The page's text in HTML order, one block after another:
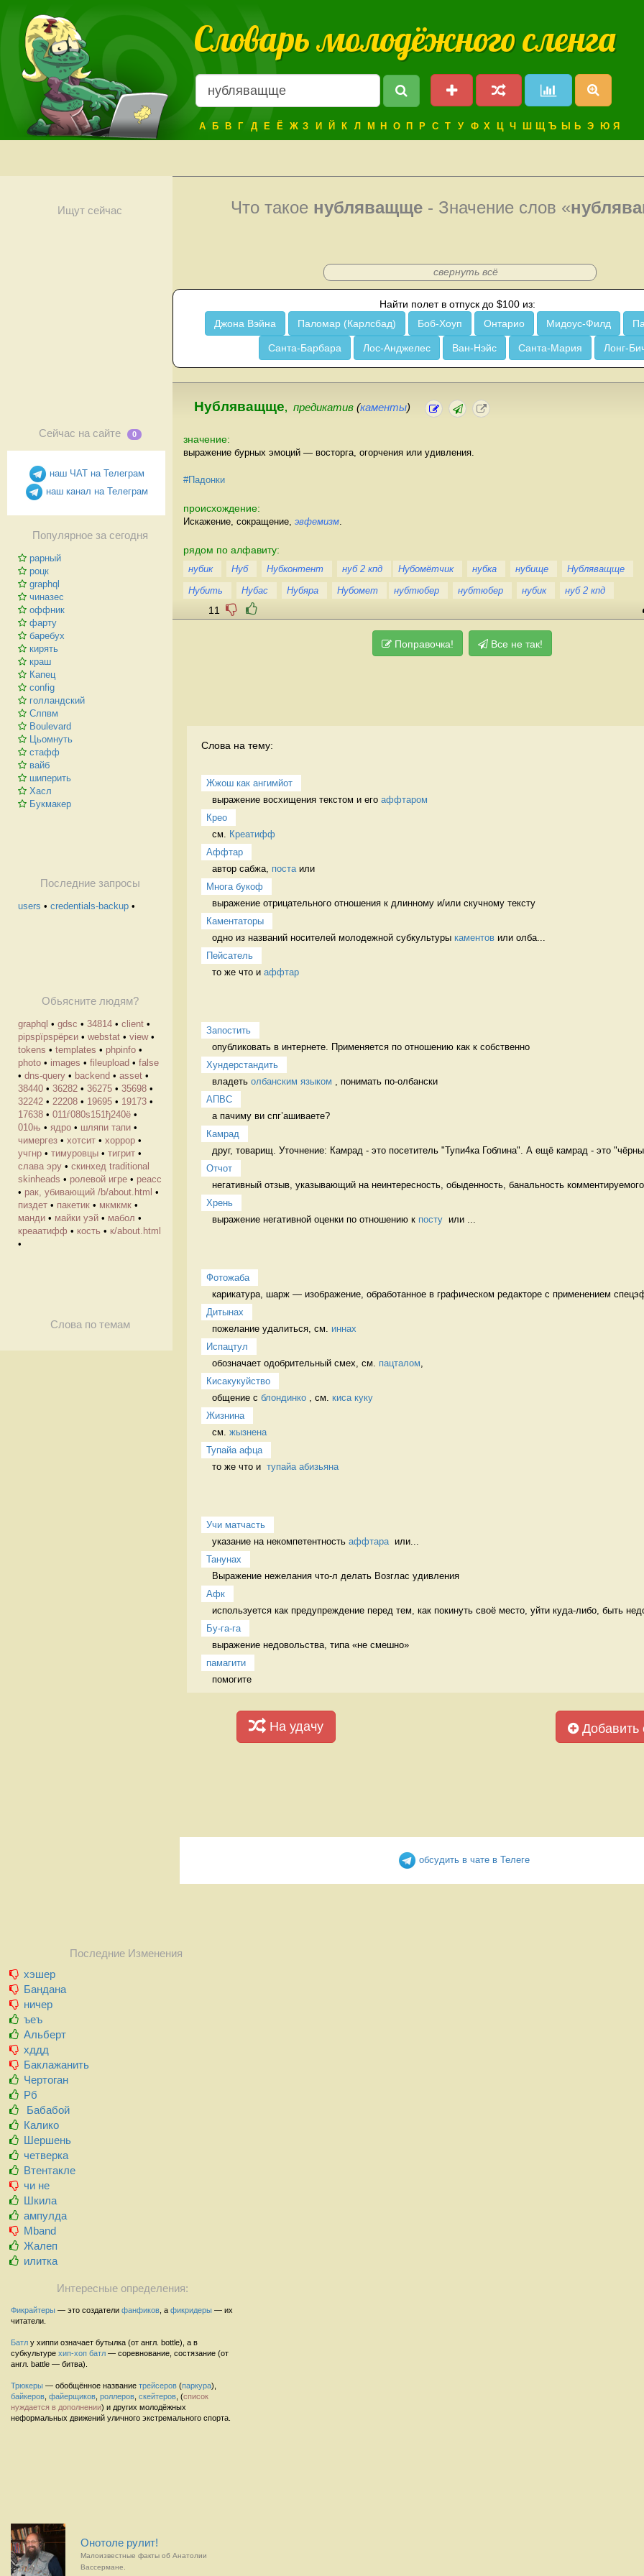
Словарь молодёжного сленга
А Б В Г Д Е Ё Ж З И Й К Л М Н О П Р С Т У Ф Х Ц Ч Ш Щ Ъ Ы Ь Э Ю Я
Ищут сейчас
Сейчас на сайте 0
наш ЧАТ на Телеграм
наш канал на Телеграм
Популярное за сегодня
рарный
роцк
graphql
чиназес
оффник
фарту
баребух
кирять
краш
Капец
config
голландский
Слпвм
Boulevard
Цьомнуть
стафф
вайб
шиперить
Хасл
Букмакер
Последние запросы
users • credentials-backup •
Обьясните людям?
graphql • gdsc • 34814 • client •
рірѕрїрѕрёрєи • webstat • view•
tokens • templates • phpinfo •
photo • images • fileupload • false
• dns-query • backend • asset •
38440 • 36282 • 36275 • 35698 •
32242 • 22208 • 19695 • 19173 •
17638 • 011ѓ080ѕ151ђ240ё •
010њ • ядро • шляпи тапи •
чимергез • хотсит • хоррор •
учгнр • тимуровцы • тигрит •
слава эру • скинхед traditional
skinheads • ролевой игре • реасс
• рак, убивающий /b/about.html •
пиздет • пакетик • мкмкмк •
манди • майки уэй • мабол •
креаатифф • кость • к/about.html
•
Слова по темам
Что такое нубляващще - Значение слов «
свернуть всё
Найти полет в отпуск до $100 из:
Джона Вэйна
Паломар (Карлсбад) Боб-Хоуп Онтарио Мидоус-Филд
Санта-Барбара Лос-Анджелес Ван-Нэйс Санта-Мария Лонг-
Нубляващще, предикатив (каменты)
значение:
выражение бурных эмоций — восторга, огорчения или удивления.
#Падонки
происхождение:
Искажение, сокращение, эвфемизм
рядом по алфавиту:
нубик Нуб Нубконтент нуб 2 кпд Нубомётчик нубка нубище
Нубляващще
Нубить
Нубас Нубяра Нубомет нубтюбер нубтюбер нубик нуб 2 кпд
11
Поправочка! Все не так!
Слова на тему:
Жжош как ангимйот
выражение восхищения текстом и его аффтаром
Крео
см.
Креатифф
Аффтар
автор сабжа, поста или
Многа букоф
выражение отрицательного отношения к длинному и/или скучному тексту
Каментаторы
одно из названий носителей молодежной субкультуры каментов или олба...
Пейсатель
то же что и аффтар
Запостить
опубликовать в интернете. Применяется по отношению как к собственно
Хундерстандить
владеть олбанским языком , понимать по-олбански
АПВС
а пачиму ви спг’ашиваете?
Камрад
друг, товарищ. Уточнение: Камрад - это посетитель "Тупи4ка Гоблина". А ещё камрад - это
Отчот
негативный отзыв, указывающий на неинтересность, обыденность, банальность комментируемого
Хрень
выражение негативной оценки по отношению к посту
  или ...
Фотожаба
карикатура, шарж — изображение, обработанное в графическом редакторе с применением
Дитынах
пожелание удалиться, см. иннах
Испацтул
обозначает одобрительный смех, см. пацталом
Кисакукуйство
общение с блондинко , см. киса куку
Жизнина
см. жызнена
Тупайа афца
то же что и тупайа абизьяна
Учи матчасть
указание на некомпетентность аффтара
  или...
Танунах
Выражение нежелания что-л делать Возглас удивления
Афк
используется как предупреждение перед тем, как покинуть своё место, уйти куда-либо, быть
Бу-га-га
выражение недовольства, типа «не смешно»
памагити
помогите
На удачу Добавить
обсудить в чате в Телеге
Последние Изменения
хэшер
Бандана
ничер
ъеъ
Альберт
хддд
Баклажанить
Чертоган
Рб
Бабабой
Калико
Шершень
четверка
Втентакле
чи не
Шкила
ампулда
Mband
Жалеп
илитка
Интересные определения:
Фикрайтеры — это создатели фанфиков , а фикридеры — их
читатели.
Батл у хиппи означает бутылка (от англ. bottle), а в
субкультуре хип-хоп батл — соревнование, состязание (от
англ. battle — битва).
Трюкеры — обобщённое название трейсеров (паркура),
байкеров файерщиков роллеров скейтеров , (список
нуждается в дополнении) и других молодёжных
неформальных движений уличного экстремального спорта.
Онотоле рулит!
Малоизвестные факты об Анатолии
Вассермане.